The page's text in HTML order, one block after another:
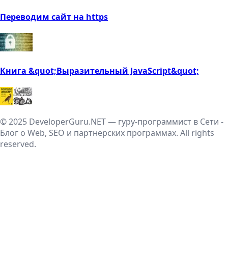
Переводим сайт на https
Книга &quot;Выразительный JavaScript&quot;
© 2025 DeveloperGuru.NET — гуру-программист в Сети -
Блог о Web, SEO и партнерских программах. All rights
reserved.